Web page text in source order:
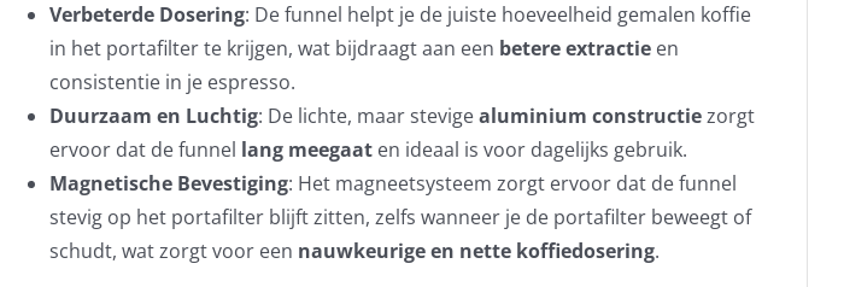
Verbeterde Dosering: De funnel helpt je de juiste hoeveelheid gemalen koffie
in het portafilter te krijgen, wat bijdraagt aan een betere extractieen
consistentie in je espresso.
Duurzaam en Luchtig: De lichte, maar stevigealuminium constructiezorgt
ervoor dat de funnel lang meegaaten ideaal is voor dagelijks gebruik.
Magnetische Bevestiging: Het magneetsysteem zorgt ervoor dat de funnel
stevig op het portafilter blijft zitten, zelfs wanneer je de portafilter beweegt of
schudt, wat zorgt voor een nauwkeurige en nette koffiedosering.